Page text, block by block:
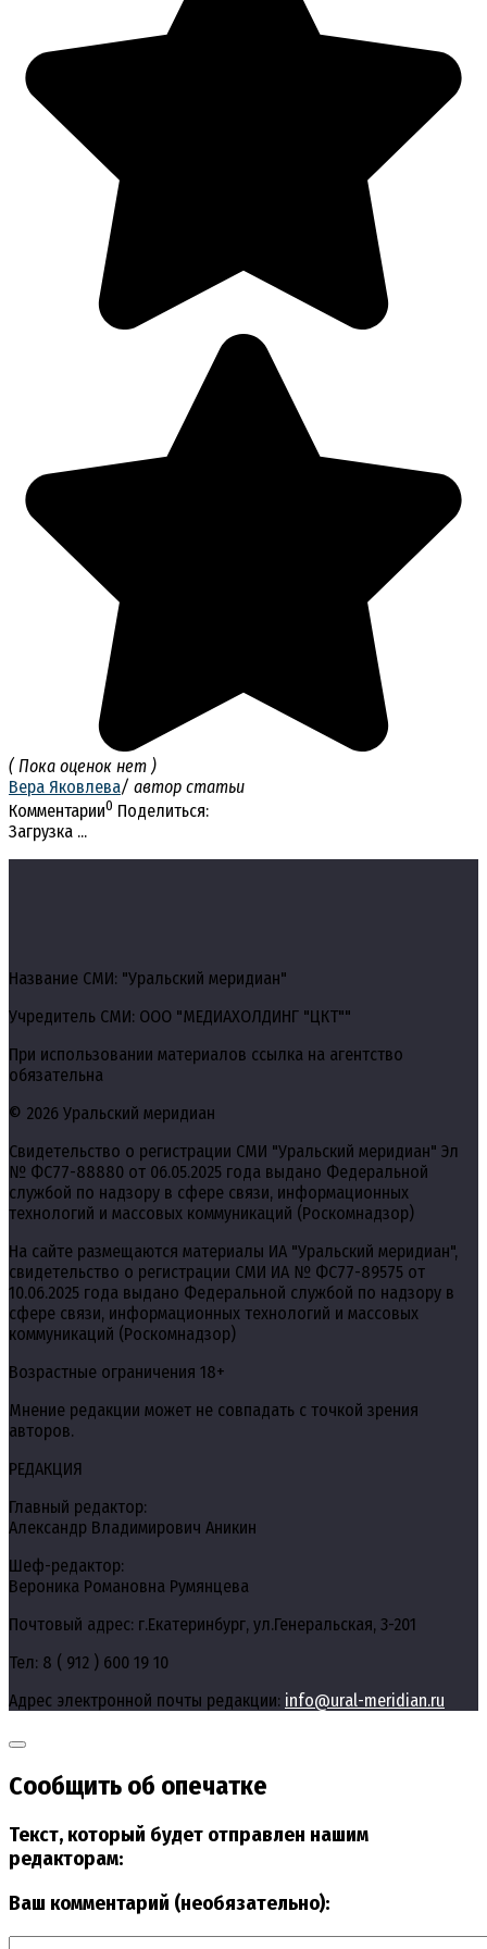
( Пока оценок нет )
Вера Яковлева/ автор статьи
Комментарии0 Поделиться:
Загрузка ...
Название СМИ: "Уральский меридиан"
Учредитель СМИ: ООО "МЕДИАХОЛДИНГ "ЦКТ""
При использовании материалов ссылка на агентство
обязательна
© 2026 Уральский меридиан
Свидетельство о регистрации СМИ "Уральский меридиан" Эл
№ ФС77-88880 от 06.05.2025 года выдано Федеральной
службой по надзору в сфере связи, информационных
технологий и массовых коммуникаций (Роскомнадзор)
На сайте размещаются материалы ИА "Уральский меридиан",
свидетельство о регистрации СМИ ИА № ФС77-89575 от
10.06.2025 года выдано Федеральной службой по надзору в
сфере связи, информационных технологий и массовых
коммуникаций (Роскомнадзор)
Возрастные ограничения 18+
Мнение редакции может не совпадать с точкой зрения
авторов.
РЕДАКЦИЯ
Главный редактор:
Александр Владимирович Аникин
Шеф-редактор:
Вероника Романовна Румянцева
Почтовый адрес: г.Екатеринбург, ул.Генеральская, 3-201
Тел: 8 ( 912 ) 600 19 10
Адрес электронной почты редакции: info@ural-meridian.ru
Сообщить об опечатке
Текст, который будет отправлен нашим
редакторам:
Ваш комментарий (необязательно):